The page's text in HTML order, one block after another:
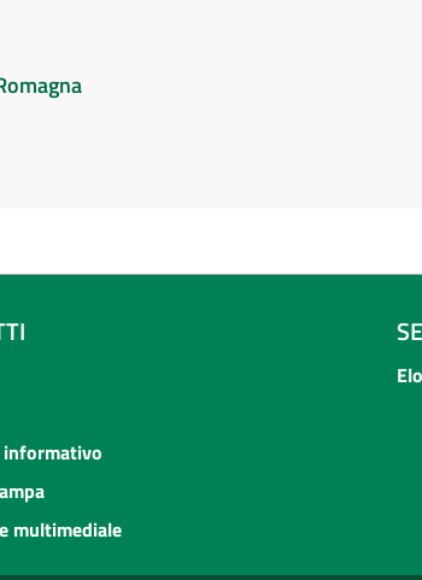
multimediale